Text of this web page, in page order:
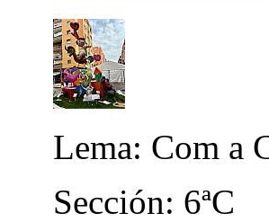
Lema: Com a
Sección: 6ªC